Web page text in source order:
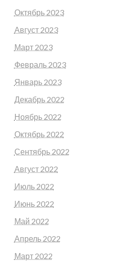
Октябрь 2023
Август 2023
Март 2023
Февраль 2023
Январь 2023
Декабрь 2022
Ноябрь 2022
Октябрь 2022
Сентябрь 2022
Август 2022
Июль 2022
Июнь 2022
Май 2022
Апрель 2022
Март 2022